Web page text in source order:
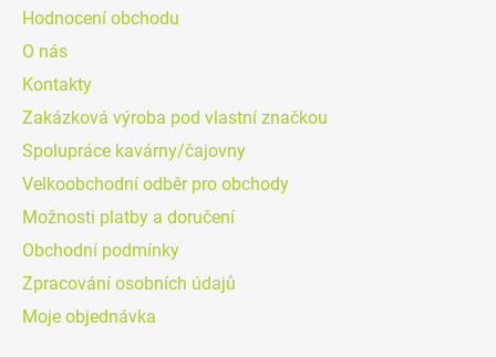
Hodnocení obchodu
O nás
Kontakty
Zakázková výroba pod vlastní značkou
Spolupráce kavárny/čajovny
Velkoobchodní odběr pro obchody
Možnosti platby a doručení
Obchodní podmínky
Zpracování osobních údajů
Moje objednávka